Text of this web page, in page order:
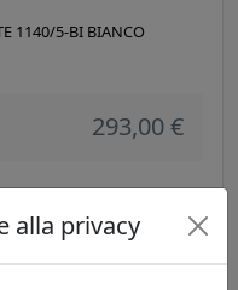
1140/5-BI BIANCO
293,00 €
alla privacy